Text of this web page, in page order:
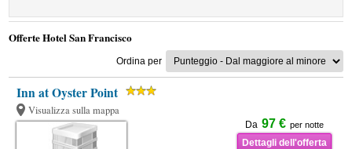
Offerte Hotel San Francisco
Ordina per
Inn at Oyster Point
Visualizza sulla mappa
Da 97 € per notte
Dettagli dell'offerta